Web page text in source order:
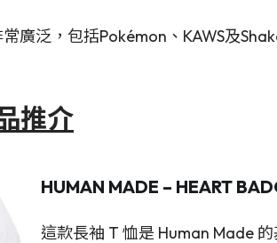
廣泛，包括Pokémon、KAWS及
推介
HUMAN MADE – HEART
這款長袖 T 恤是 Human Made